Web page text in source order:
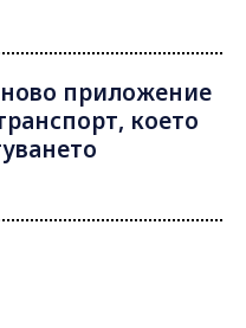
приложение
което